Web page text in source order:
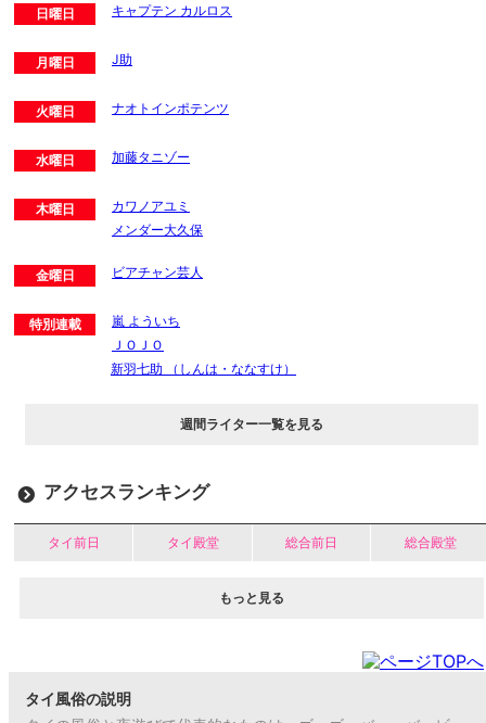
日曜日 キャプテン カルロス
月曜日 J助
火曜日 ナオトインポテンツ
水曜日 加藤タニゾー
木曜日
カワノアユミ
メンダー大久保
金曜日 ビアチャン芸人
特別連載
嵐 よういち
ＪＯＪＯ
新羽七助 （しんは・ななすけ）
週間ライター一覧を見る
アクセスランキング
タイ前日 タイ殿堂 総合前日 総合殿堂
もっと見る
タイ風俗の説明